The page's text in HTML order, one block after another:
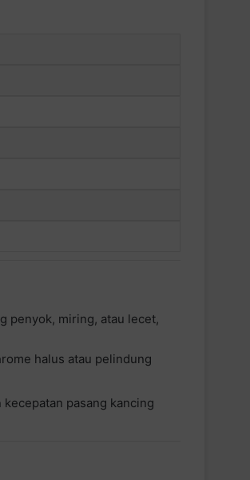
penyok, miring, atau lecet,
halus atau pelindung
pasang kancing